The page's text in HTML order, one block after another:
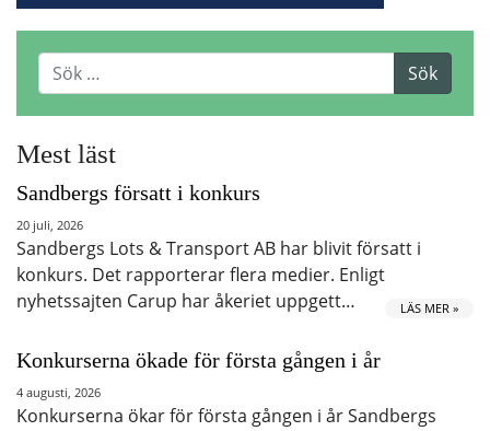
Mest läst
Sandbergs försatt i konkurs
20 juli, 2026
Sandbergs Lots & Transport AB har blivit försatt i
konkurs. Det rapporterar flera medier. Enligt
nyhetssajten Carup har åkeriet uppgett…
LÄS MER »
Konkurserna ökade för första gången i år
4 augusti, 2026
Konkurserna ökar för första gången i år Sandbergs